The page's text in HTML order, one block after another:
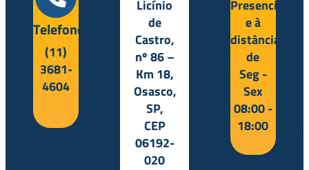
Telefone:
(11)
3681-
4604
Licínio
de
Castro,
nº 86 –
Km 18,
Osasco,
SP,
CEP
06192-
020
Presencial
e à
distância
de
Seg -
Sex
08:00 -
18:00